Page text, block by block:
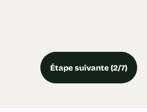
Étape suivante (2/7)